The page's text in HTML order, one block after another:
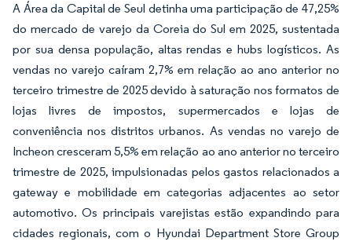
A Área da Capital de Seul detinha uma participação de 47,25%
do mercado de varejo da Coreia do Sul em 2025, sustentada
por sua densa população, altas rendas e hubs logísticos. As
vendas no varejo caíram 2,7% em relação ao ano anterior no
terceiro trimestre de 2025 devido à saturação nos formatos de
lojas livres de impostos, supermercados e lojas de
conveniência nos distritos urbanos. As vendas no varejo de
Incheon cresceram 5,5% em relação ao ano anterior no terceiro
trimestre de 2025, impulsionadas pelos gastos relacionados a
gateway e mobilidade em categorias adjacentes ao setor
automotivo. Os principais varejistas estão expandindo para
cidades regionais, com o Hyundai Department Store Group